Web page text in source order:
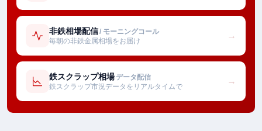
非鉄相場配信/ モーニングコール
毎朝の非鉄金属相場をお届け
→
鉄スクラップ相場 データ配信
鉄スクラップ市況データをリアルタイムで
→